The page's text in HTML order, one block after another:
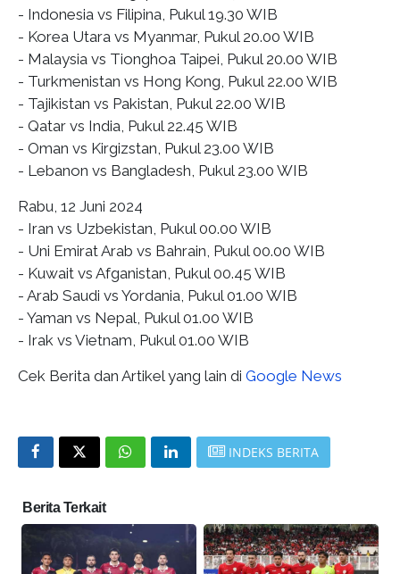
- Indonesia vs Filipina, Pukul 19.30 WIB
- Korea Utara vs Myanmar, Pukul 20.00 WIB
- Malaysia vs Tionghoa Taipei, Pukul 20.00 WIB
- Turkmenistan vs Hong Kong, Pukul 22.00 WIB
- Tajikistan vs Pakistan, Pukul 22.00 WIB
- Qatar vs India, Pukul 22.45 WIB
- Oman vs Kirgizstan, Pukul 23.00 WIB
- Lebanon vs Bangladesh, Pukul 23.00 WIB
Rabu, 12 Juni 2024
- Iran vs Uzbekistan, Pukul 00.00 WIB
- Uni Emirat Arab vs Bahrain, Pukul 00.00 WIB
- Kuwait vs Afganistan, Pukul 00.45 WIB
- Arab Saudi vs Yordania, Pukul 01.00 WIB
- Yaman vs Nepal, Pukul 01.00 WIB
- Irak vs Vietnam, Pukul 01.00 WIB
Cek Berita dan Artikel yang lain di Google News
INDEKS BERITA
Berita Terkait